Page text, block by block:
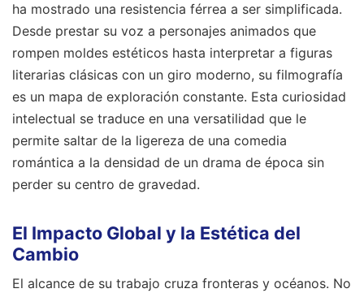
ha mostrado una resistencia férrea a ser simplificada.
Desde prestar su voz a personajes animados que
rompen moldes estéticos hasta interpretar a figuras
literarias clásicas con un giro moderno, su filmografía
es un mapa de exploración constante. Esta curiosidad
intelectual se traduce en una versatilidad que le
permite saltar de la ligereza de una comedia
romántica a la densidad de un drama de época sin
perder su centro de gravedad.
El Impacto Global y la Estética del
Cambio
El alcance de su trabajo cruza fronteras y océanos. No